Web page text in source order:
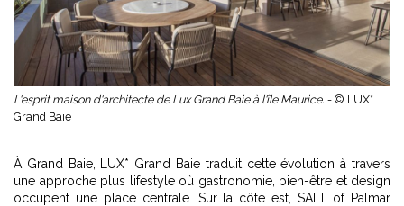
L'esprit maison d'architecte de Lux Grand Baie à l'île Maurice. - © LUX*
Grand Baie
À Grand Baie, LUX* Grand Baie traduit cette évolution à travers
une approche plus lifestyle où gastronomie, bien-être et design
occupent une place centrale. Sur la côte est, SALT of Palmar